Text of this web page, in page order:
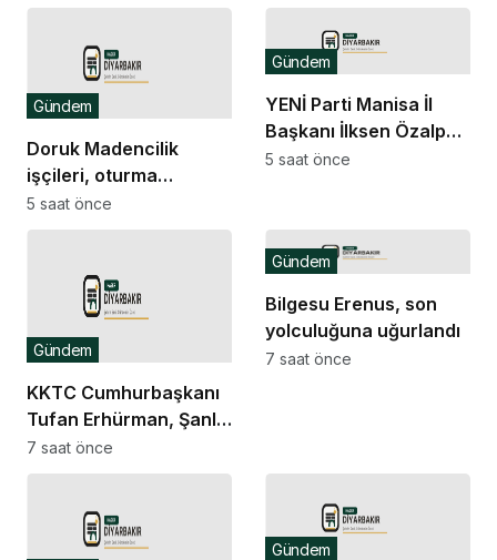
Doruk Madencilik
işçileri, oturma
eylemine devam
ediyor: “Biz bu
değiliz”
Gündem
5 saat önce
YENİ Parti Manisa İl
Başkanı İlksen Özalper
tutuklandı
Gündem
5 saat önce
KKTC Cumhurbaşkanı
Tufan Erhürman, Şanlı
Erenköy Direnişi’nin
62’nci yıl dönümü
Gündem
7 saat önce
Bilgesu Erenus, son
yolculuğuna uğurlandı
Gündem
7 saat önce
Gündem